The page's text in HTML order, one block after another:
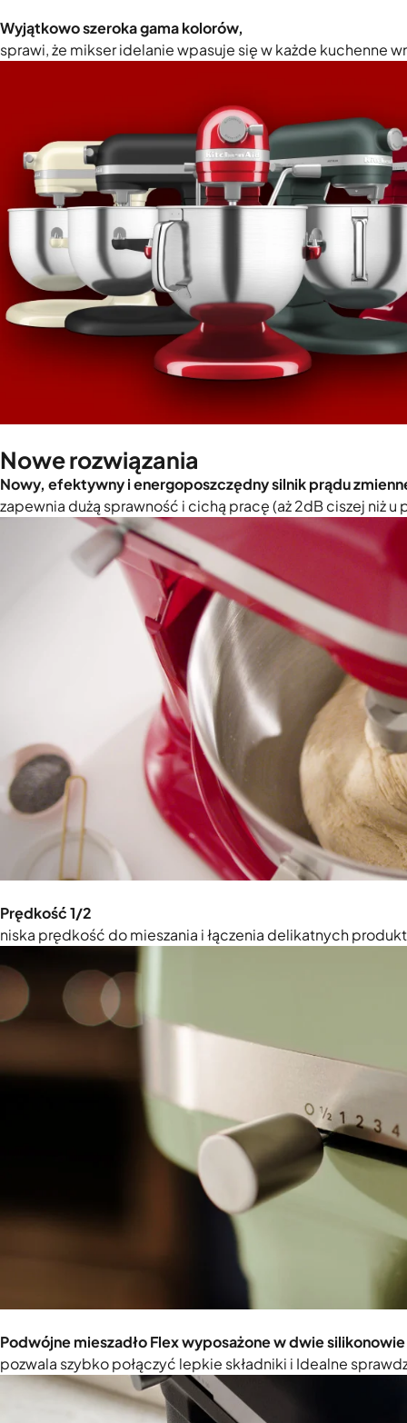
Wyjątkowo szeroka gama kolorów,
sprawi, że mikser idelanie wpasuje się w każde kuchenne
Nowe rozwiązania
Nowy, efektywny i energoposzczędny silnik prądu
zapewnia dużą sprawność i cichą pracę (aż 2dB ciszej niż
Prędkość 1/2
niska prędkość do mieszania i łączenia delikatnych
Podwójne mieszadło Flex wyposażone w dwie
pozwala szybko połączyć lepkie składniki i Idealne